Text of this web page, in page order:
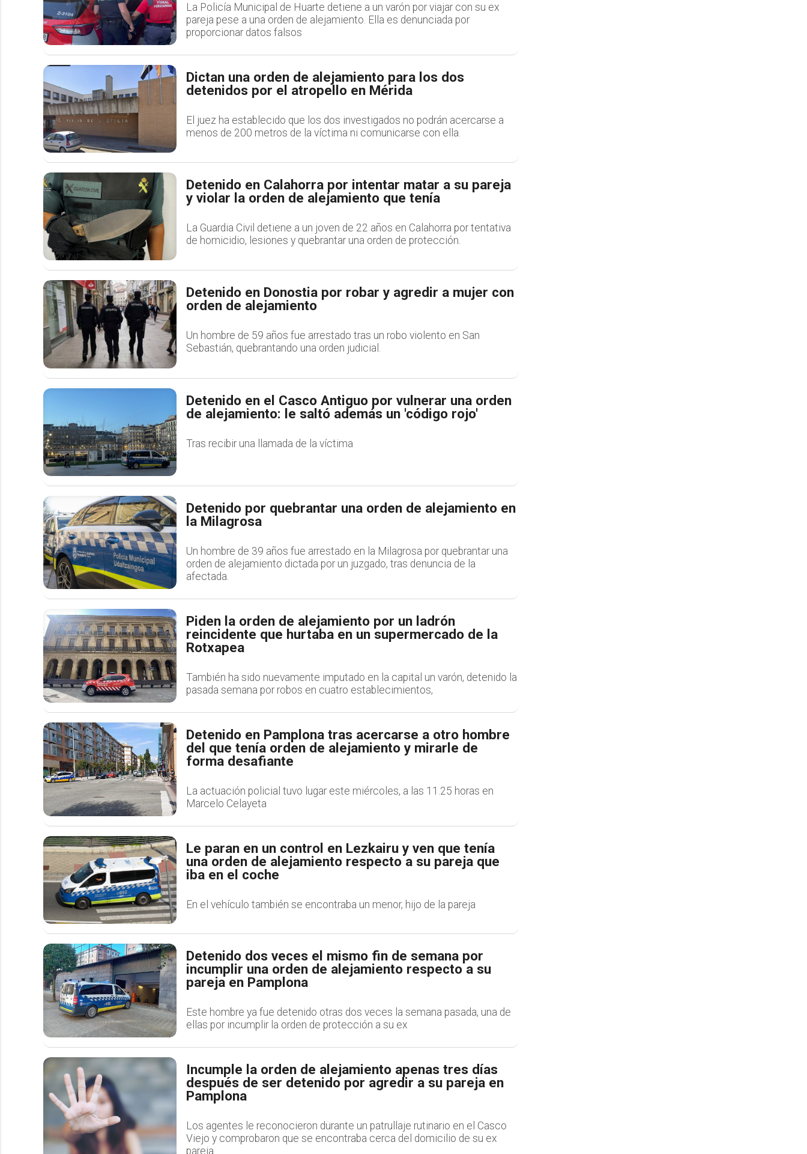
La Policía Municipal de Huarte detiene a un varón por viajar con su ex
pareja pese a una orden de alejamiento. Ella es denunciada por
proporcionar datos falsos
Dictan una orden de alejamiento para los dos
detenidos por el atropello en Mérida
El juez ha establecido que los dos investigados no podrán acercarse a
menos de 200 metros de la víctima ni comunicarse con ella.
Detenido en Calahorra por intentar matar a su pareja
y violar la orden de alejamiento que tenía
La Guardia Civil detiene a un joven de 22 años en Calahorra por tentativa
de homicidio, lesiones y quebrantar una orden de protección.
Detenido en Donostia por robar y agredir a mujer con
orden de alejamiento
Un hombre de 59 años fue arrestado tras un robo violento en San
Sebastián, quebrantando una orden judicial.
Detenido en el Casco Antiguo por vulnerar una orden
de alejamiento: le saltó además un 'código rojo'
Tras recibir una llamada de la víctima
Detenido por quebrantar una orden de alejamiento en
la Milagrosa
Un hombre de 39 años fue arrestado en la Milagrosa por quebrantar una
orden de alejamiento dictada por un juzgado, tras denuncia de la
afectada.
Piden la orden de alejamiento por un ladrón
reincidente que hurtaba en un supermercado de la
Rotxapea
También ha sido nuevamente imputado en la capital un varón, detenido la
pasada semana por robos en cuatro establecimientos,
Detenido en Pamplona tras acercarse a otro hombre
del que tenía orden de alejamiento y mirarle de
forma desafiante
La actuación policial tuvo lugar este miércoles, a las 11.25 horas en
Marcelo Celayeta
Le paran en un control en Lezkairu y ven que tenía
una orden de alejamiento respecto a su pareja que
iba en el coche
En el vehículo también se encontraba un menor, hijo de la pareja
Detenido dos veces el mismo fin de semana por
incumplir una orden de alejamiento respecto a su
pareja en Pamplona
Este hombre ya fue detenido otras dos veces la semana pasada, una de
ellas por incumplir la orden de protección a su ex
Incumple la orden de alejamiento apenas tres días
después de ser detenido por agredir a su pareja en
Pamplona
Los agentes le reconocieron durante un patrullaje rutinario en el Casco
Viejo y comprobaron que se encontraba cerca del domicilio de su ex
pareja